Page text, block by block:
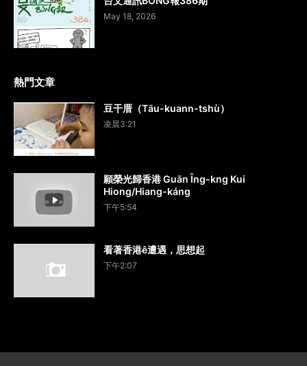
May 18, 2026
熱門文章
豆干厝（Tāu-kuann-tshù）
凌晨3:21
願榮光歸香港 Guān Îng-kng Kui
Hiong/Hiang-káng
下午5:54
看著香港ê遭遇，思想起
下午2:07